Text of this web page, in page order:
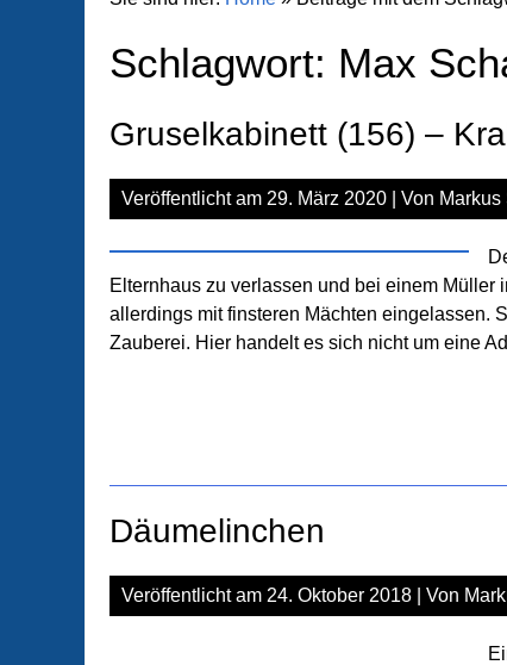
Schlagwort: Max
Gruselkabinett (156) –
Veröffentlicht am 29. März 2020 | Von
Elternhaus zu verlassen und bei einem Müller
allerdings mit finsteren Mächten eingelassen.
Zauberei. Hier handelt es sich nicht um eine
Däumelinchen
Veröffentlicht am 24. Oktober 2018 | Von